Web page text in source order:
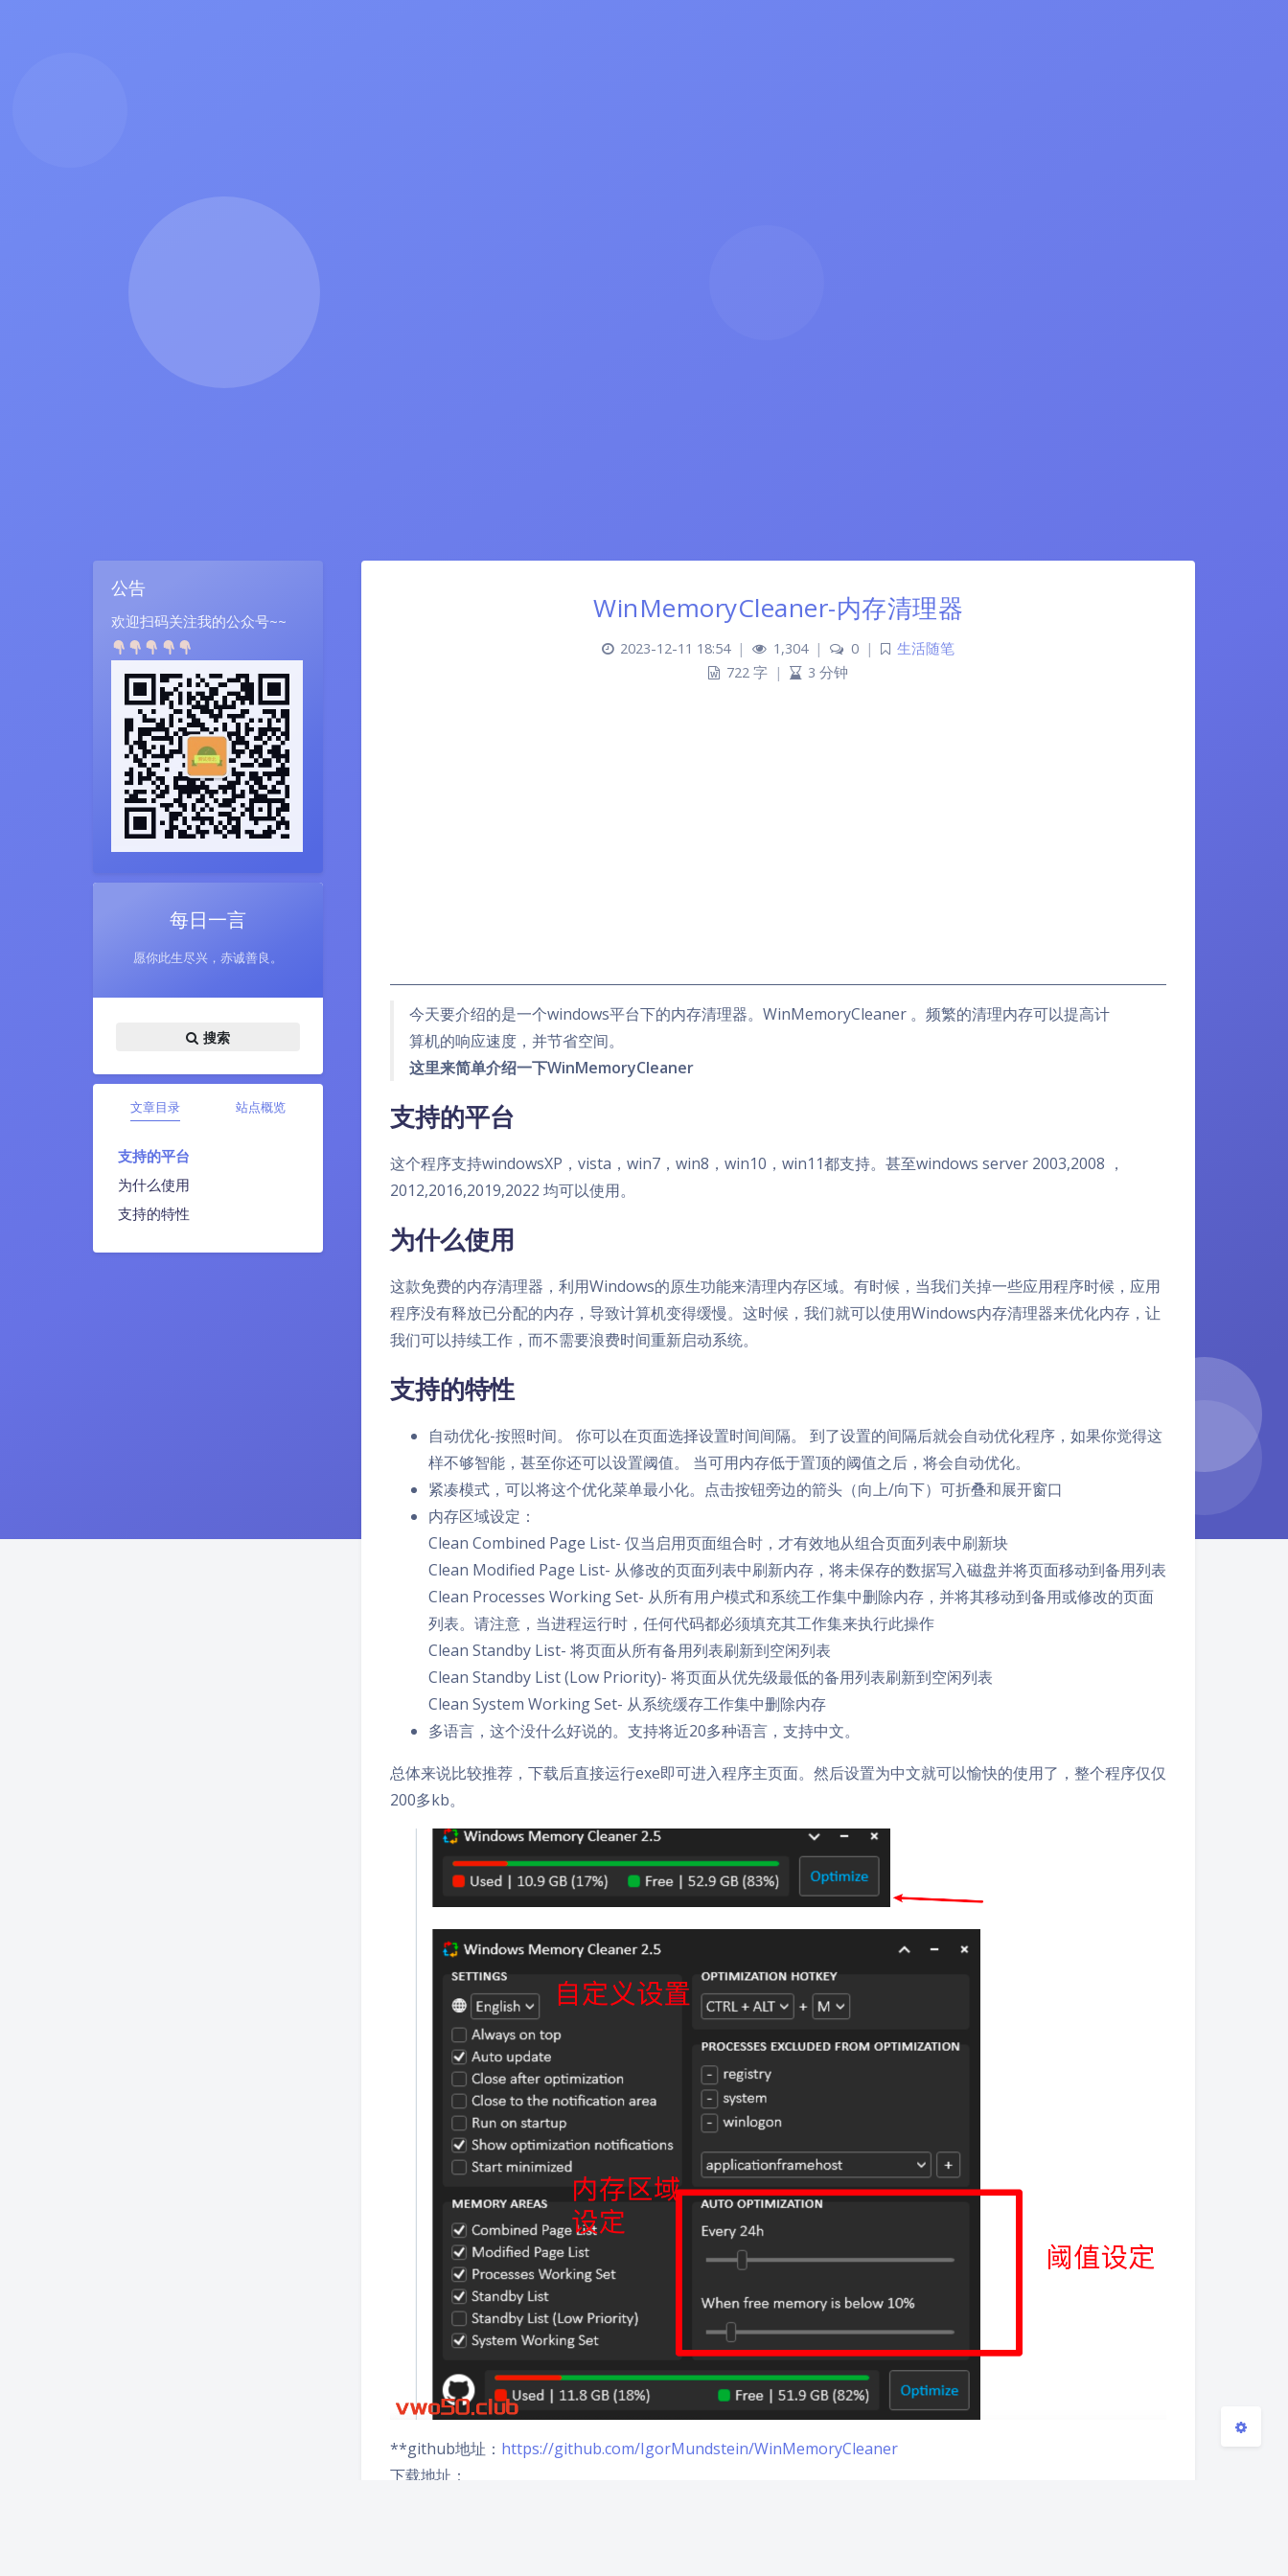
夜间模式
浅阴影 深阴影
公告
欢迎扫码关注我的公众号~~
每日一言
愿你此生尽兴，赤诚善良。
搜索
文章目录 站点概览
支持的平台
为什么使用
支持的特性
WinMemoryCleaner-内存清理器
2023-12-11 18:54 | 1,304 | 0 |
生活随笔
722 字 | 3 分钟
今天要介绍的是一个windows平台下的内存清理器。WinMemoryCleaner 。频繁的清理内存可以提高计
算机的响应速度，并节省空间。
这里来简单介绍一下WinMemoryCleaner
支持的平台
这个程序支持windowsXP，vista，win7，win8，win10，win11都支持。甚至windows server 2003,2008 ，
2012,2016,2019,2022 均可以使用。
为什么使用
这款免费的内存清理器，利用Windows的原生功能来清理内存区域。有时候，当我们关掉一些应用程序时候，应用
程序没有释放已分配的内存，导致计算机变得缓慢。这时候，我们就可以使用Windows内存清理器来优化内存，让
我们可以持续工作，而不需要浪费时间重新启动系统。
支持的特性
自动优化-按照时间。 你可以在页面选择设置时间间隔。 到了设置的间隔后就会自动优化程序，如果你觉得这
样不够智能，甚至你还可以设置阈值。 当可用内存低于置顶的阈值之后，将会自动优化。
紧凑模式，可以将这个优化菜单最小化。点击按钮旁边的箭头（向上/向下）可折叠和展开窗口
内存区域设定：
Clean Combined Page List- 仅当启用页面组合时，才有效地从组合页面列表中刷新块
Clean Modified Page List- 从修改的页面列表中刷新内存，将未保存的数据写入磁盘并将页面移动到备用列表
Clean Processes Working Set- 从所有用户模式和系统工作集中删除内存，并将其移动到备用或修改的页面
列表。请注意，当进程运行时，任何代码都必须填充其工作集来执行此操作
Clean Standby List- 将页面从所有备用列表刷新到空闲列表
Clean Standby List (Low Priority)- 将页面从优先级最低的备用列表刷新到空闲列表
Clean System Working Set- 从系统缓存工作集中删除内存
多语言，这个没什么好说的。支持将近20多种语言，支持中文。
总体来说比较推荐，下载后直接运行exe即可进入程序主页面。然后设置为中文就可以愉快的使用了，整个程序仅仅
200多kb。
**github地址： https://github.com/IgorMundstein/WinMemoryCleaner
下载地址：